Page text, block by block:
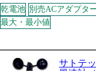
乾電池 別売ACアダプタ
最大・最小値
サトテ